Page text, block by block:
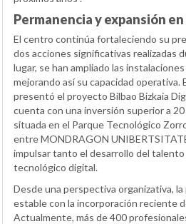
Permanencia y expansión
El centro continúa fortaleciendo su
dos acciones significativas realizadas
lugar, se han ampliado las
mejorando así su capacidad operativa.
presentó el proyecto Bilbao Bizkaia
cuenta con una inversión superior a
situada en el Parque Tecnológico
entre MONDRAGON
impulsar tanto el desarrollo del talento
tecnológico digital.
Desde una perspectiva organizativa,
estable con la incorporación reciente
Actualmente, más de 400